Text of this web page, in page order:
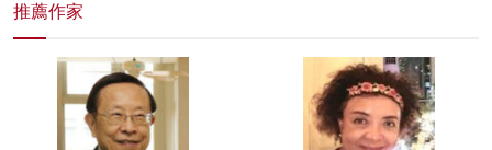
推薦作家